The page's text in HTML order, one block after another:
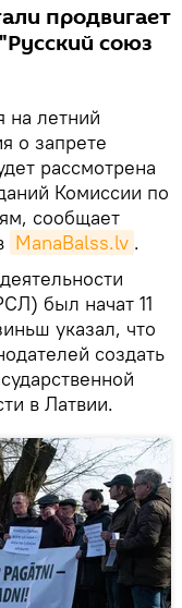
продвигает
союз
на летний
о запрете
рассмотрена
Комиссии по
сообщает
ManaBalss.lv .
был начат 11
указал, что
создать
в Латвии.